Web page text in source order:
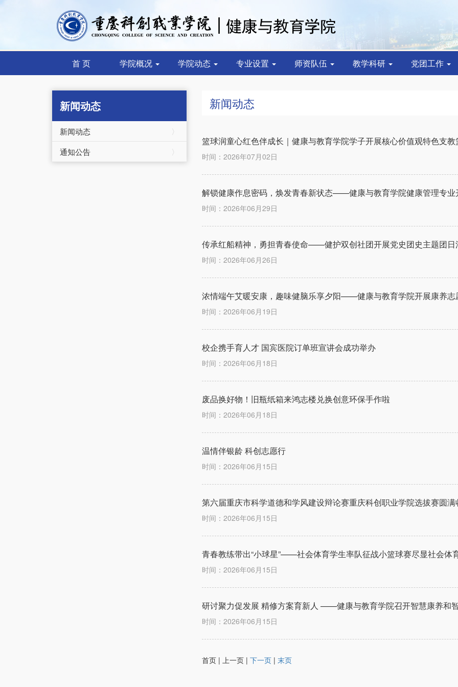
首 页 学院概况 学院动态 专业设置 师资队伍 教学科研 党团工作
新闻动态
新闻动态
〉
通知公告
〉
新闻动态
篮球润童心红色伴成长｜健康与教育学院学子开展核心价值观特色支
时间：2026年07月02日
解锁健康作息密码，焕发青春新状态——健康与教育学院健康管理专业
时间：2026年06月29日
传承红船精神，勇担青春使命——健护双创社团开展党史团史主题团日
时间：2026年06月26日
浓情端午艾暖安康，趣味健脑乐享夕阳——健康与教育学院开展康养志
时间：2026年06月19日
校企携手育人才 国宾医院订单班宣讲会成功举办
时间：2026年06月18日
废品换好物！旧瓶纸箱来鸿志楼兑换创意环保手作啦
时间：2026年06月18日
温情伴银龄 科创志愿行
时间：2026年06月15日
第六届重庆市科学道德和学风建设辩论赛重庆科创职业学院选拔赛圆满
时间：2026年06月15日
青春教练带出“小球星”——社会体育学生率队征战小篮球赛尽显社会体
时间：2026年06月15日
研讨聚力促发展 精修方案育新人 ——健康与教育学院召开智慧康养和
时间：2026年06月15日
首页 | 上一页 | 下一页| 末页